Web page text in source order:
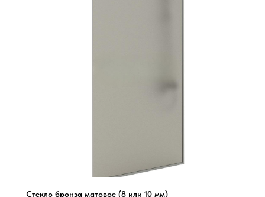
Стекло бронза матовое (8 или 10 мм)